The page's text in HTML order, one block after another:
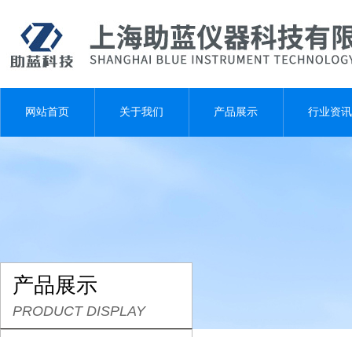
网站首页 关于我们 产品展示 行业资讯
产品展示
PRODUCT DISPLAY